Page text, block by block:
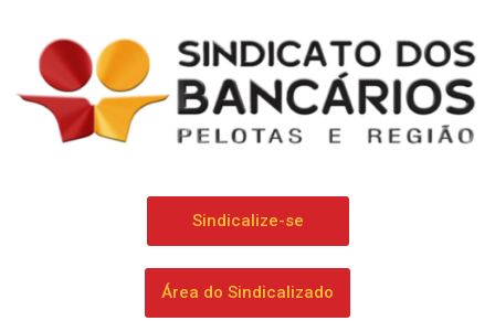
Sindicalize-se
Área do Sindicalizado